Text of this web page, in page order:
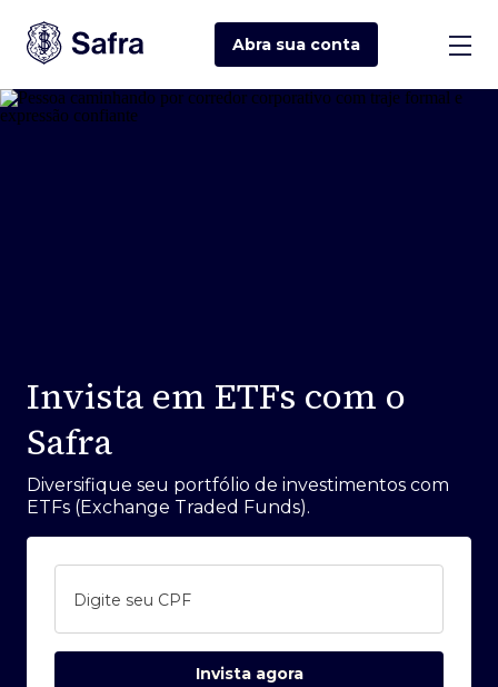
Abra sua conta
Invista em ETFs com o
Safra
Diversifique seu portfólio de investimentos com
ETFs (Exchange Traded Funds).
Digite seu CPF
Invista agora